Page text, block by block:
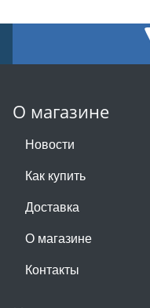
О магазине
Новости
Как купить
Доставка
О магазине
Контакты